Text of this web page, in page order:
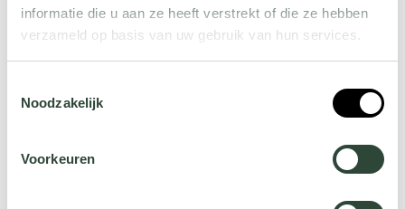
informatie die u aan ze heeft verstrekt of die ze hebben
verzameld op basis van uw gebruik van hun services.
jehier.
Noodzakelijk
Voorkeuren